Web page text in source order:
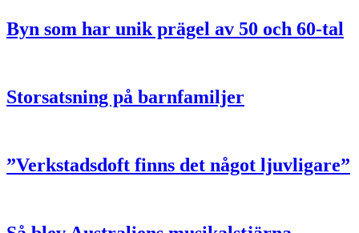
Byn som har unik prägel av 50 och 60-tal
Storsatsning på barnfamiljer
”Verkstadsdoft finns det något ljuvligare”